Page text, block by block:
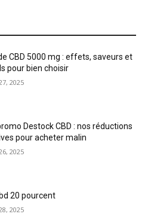
CBD 5000 mg : effets, saveurs et
pour bien choisir
2025
Destock CBD : nos réductions
pour acheter malin
2025
20 pourcent
2025